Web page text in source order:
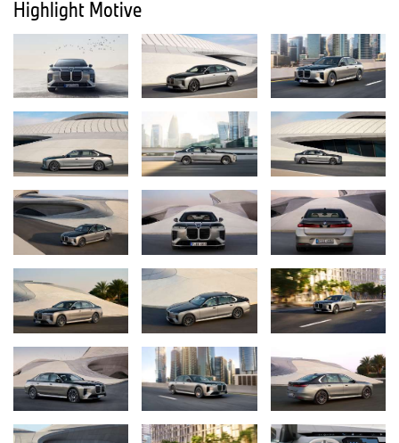
sowie serienmäßige Ausstattungen wie Panorama Glasdach,
4‑Zonen‑Klimaautomatik und das Travel & Comfort System
runden das luxuriöse und individuelle Gesamterlebnis ab.
BMW Panoramic iDrive und neuer BMW Passenger Screen
eröffnen neue Dimensionen bei Unterhaltung und Information.
Der neue BMW 7er verbindet die Vorzüge einer Oberklasse-
Limousine mit innovativer BMW Neue Klasse Technologie und
bietet ein umfassendes, digitales Nutzererlebnis, das sowohl
Fahrer als auch Passagiere in den Mittelpunkt stellt. Zu den
Highlights zählen das BMW Panoramic iDrive mit BMW Operating
System X mit optimaler Fahrerorientierung, die intelligente
Sprachsteuerung mit erweitertem BMW Intelligent Personal
Assistant inklusive Amazon-Alexa+ KI‑Technologie[2]sowie eine
leistungsstarke Software- und Elektronik-Architektur für
zukunftssichere Funktionen.
Neue Features wie die verbesserte Navigation mit BMW Maps,
komfortable Smartphone-Integration, digitale M Inhalte aus dem
Angebot von BMW Digital Premium, der BMW Digital Key Plus und
zahlreiche optionale BMW ConnectedDrive Upgrades sowie
regelmäßige Over‑the‑air Software‑Updates machen die BMW
7er Limousine besonders flexibel und halten sie stets auf dem
neuesten Stand.
Highlight Motive